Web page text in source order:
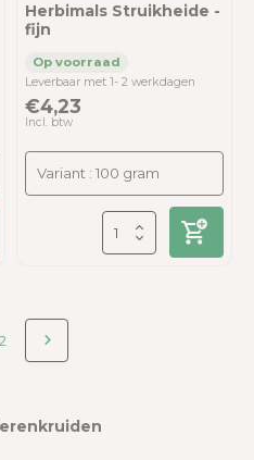
Herbimals Struikheide -
fijn
Leverbaar met 1- 2 werkdagen
€4,23
Incl. btw
2